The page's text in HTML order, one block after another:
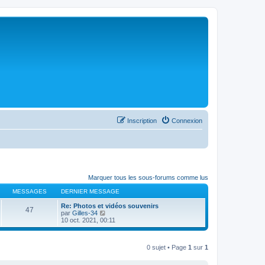
Connexion
Inscription
Marquer tous les sous-forums comme lus
MESSAGES DERNIER MESSAGE
47
Re: Photos et vidéos souvenirs
par Gilles-34
o
n
10 oct. 2021, 00:11
0 sujet • Page 1 sur 1